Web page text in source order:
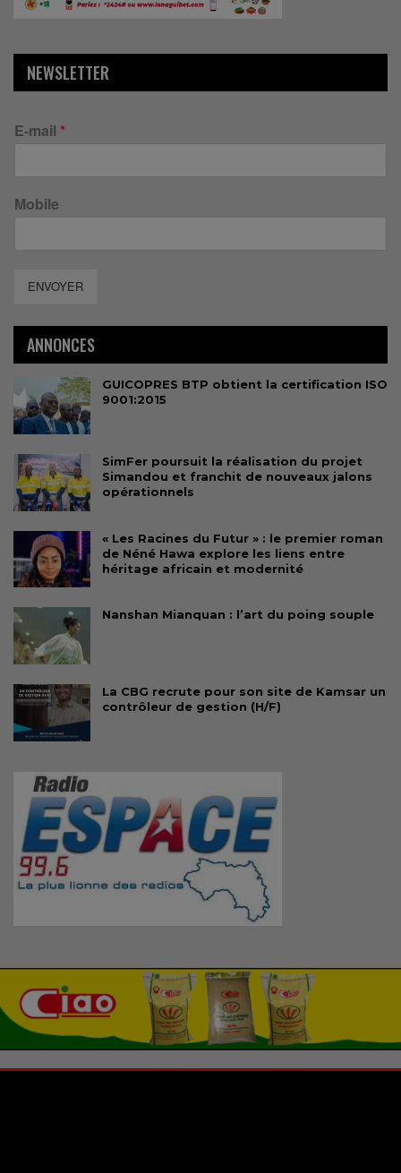
NEWSLETTER
E-mail *
Mobile
ENVOYER
ANNONCES
GUICOPRES BTP obtient la certification ISO
9001:2015
SimFer poursuit la réalisation du projet
Simandou et franchit de nouveaux jalons
opérationnels
« Les Racines du Futur » : le premier roman
de Néné Hawa explore les liens entre
héritage africain et modernité
Nanshan Mianquan : l’art du poing souple
La CBG recrute pour son site de Kamsar un
contrôleur de gestion (H/F)